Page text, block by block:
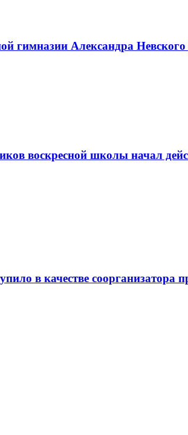
гимназии Александра
воскресной школы начал
в качестве